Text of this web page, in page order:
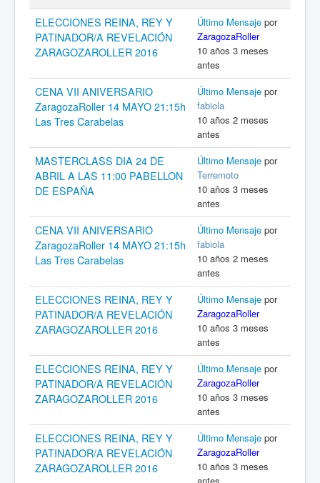
ELECCIONES REINA, REY Y
PATINADOR/A REVELACIÓN
ZARAGOZAROLLER 2016
Último Mensaje por
ZaragozaRoller
10 años 3 meses
antes
CENA VII ANIVERSARIO
ZaragozaRoller 14 MAYO 21:15h
Las Tres Carabelas
Último Mensaje por
fabiola
10 años 2 meses
antes
MASTERCLASS DIA 24 DE
ABRIL A LAS 11:00 PABELLON
DE ESPAÑA
Último Mensaje por
Terremoto
10 años 3 meses
antes
CENA VII ANIVERSARIO
ZaragozaRoller 14 MAYO 21:15h
Las Tres Carabelas
Último Mensaje por
fabiola
10 años 2 meses
antes
ELECCIONES REINA, REY Y
PATINADOR/A REVELACIÓN
ZARAGOZAROLLER 2016
Último Mensaje por
ZaragozaRoller
10 años 3 meses
antes
ELECCIONES REINA, REY Y
PATINADOR/A REVELACIÓN
ZARAGOZAROLLER 2016
Último Mensaje por
ZaragozaRoller
10 años 3 meses
antes
ELECCIONES REINA, REY Y
PATINADOR/A REVELACIÓN
ZARAGOZAROLLER 2016
Último Mensaje por
ZaragozaRoller
10 años 3 meses